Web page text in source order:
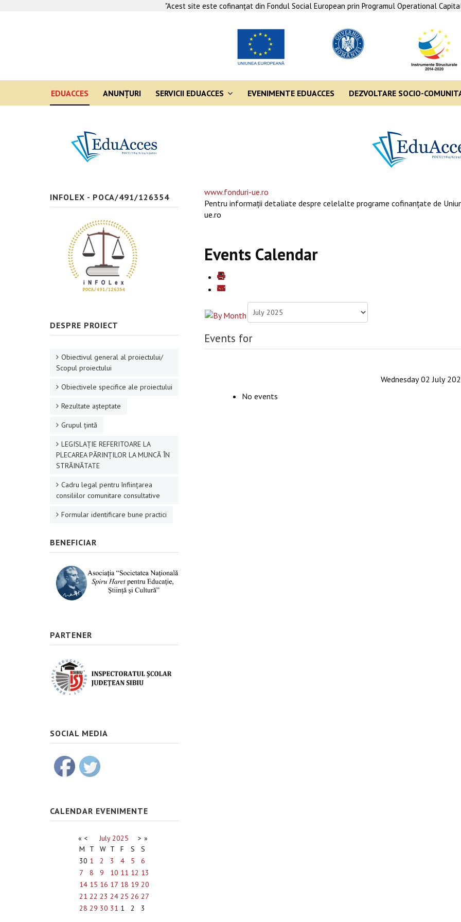
"Acest site este cofinanţat din Fondul Social European prin Programul Operational
EDUACCES ANUNŢURI SERVICII EDUACCES EVENIMENTE EDUACCES DEZVOLTARE SOCIO-
www.fonduri-ue.ro
Pentru informaţii detaliate despre celelalte programe cofinanţate de
ue.ro
Events Calendar
Events for
Wednesday 02 July
No events
INFOLEX - POCA/491/126354
DESPRE PROIECT
Obiectivul general al proiectului/
Scopul proiectului
Obiectivele specifice ale proiectului
Rezultate aşteptate
Grupul ţintă
LEGISLAȚIE REFERITOARE LA
PLECAREA PĂRINȚILOR LA MUNCĂ ÎN
STRĂINĂTATE
Cadru legal pentru înființarea
consiliilor comunitare consultative
Formular identificare bune practici
BENEFICIAR
PARTENER
SOCIAL MEDIA
CALENDAR EVENIMENTE
« < July 2025 > »
M
T W T F S
S
30 1 2 3 4 5
6
7
8 9 10 11 12 13
14 15 16 17 18 19 20
21 22 23 24 25 26 27
28 29 30 31 1 2 3